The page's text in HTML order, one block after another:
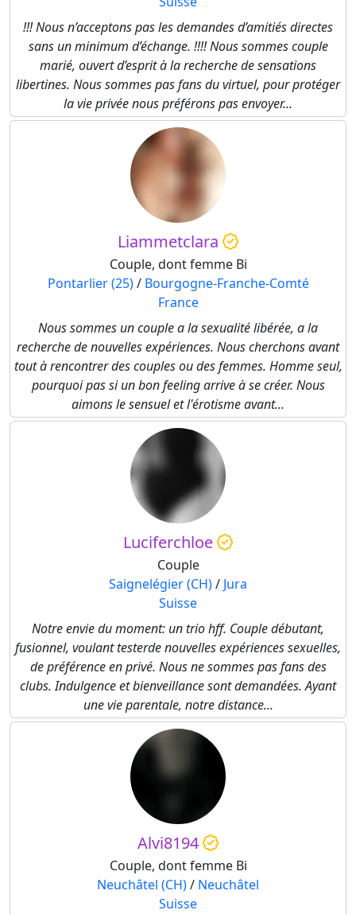
!!! Nous n’acceptons pas les demandes d’amitiés directes
sans un minimum d’échange. !!!! Nous sommes couple
marié, ouvert d’esprit à la recherche de sensations
libertines. Nous sommes pas fans du virtuel, pour protéger
la vie privée nous préférons pas envoyer...
Liammetclara
Couple, dont femme Bi
Pontarlier (25)/ Bourgogne-Franche-Comté
France
Nous sommes un couple a la sexualité libérée, a la
recherche de nouvelles expériences. Nous cherchons avant
tout à rencontrer des couples ou des femmes. Homme seul,
pourquoi pas si un bon feeling arrive à se créer. Nous
aimons le sensuel et l'érotisme avant...
Luciferchloe
Couple
Saignelégier (CH)/ Jura
Suisse
Notre envie du moment: un trio hff. Couple débutant,
fusionnel, voulant testerde nouvelles expériences sexuelles,
de préférence en privé. Nous ne sommes pas fans des
clubs. Indulgence et bienveillance sont demandées. Ayant
une vie parentale, notre distance...
Alvi8194
Couple, dont femme Bi
Neuchâtel (CH)/ Neuchâtel
Suisse